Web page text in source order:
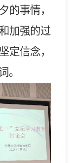
的事情，
加强的过
定信念，
。